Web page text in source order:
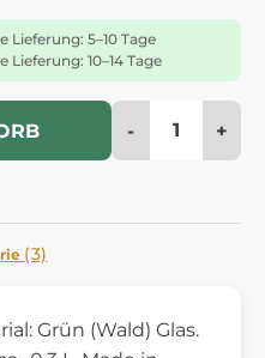
Lieferung: 5–10 Tage
Lieferung: 10–14 Tage
- +
(3)
Grün (Wald) Glas.